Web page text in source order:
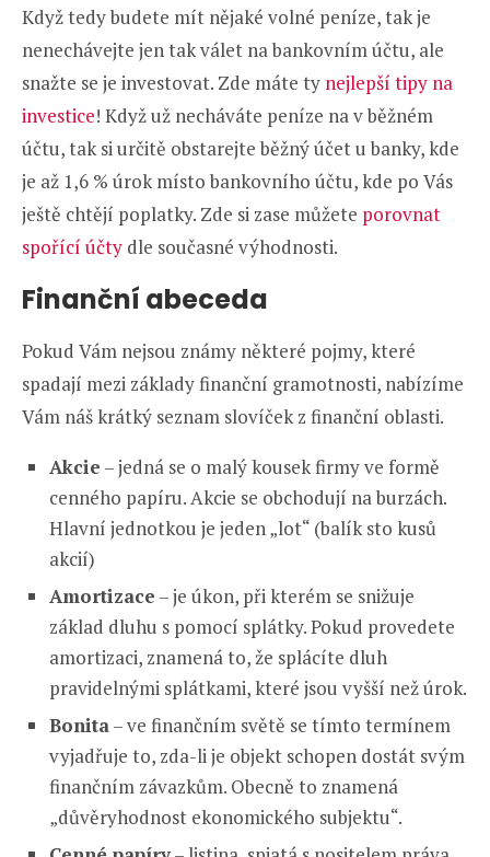
Když tedy budete mít nějaké volné peníze, tak je
nenechávejte jen tak válet na bankovním účtu, ale
snažte se je investovat. Zde máte ty nejlepší tipy na
investice! Když už necháváte peníze na v běžném
účtu, tak si určitě obstarejte běžný účet u banky, kde
je až 1,6 % úrok místo bankovního účtu, kde po Vás
ještě chtějí poplatky. Zde si zase můžete porovnat
spořící účty dle současné výhodnosti.
Finanční abeceda
Pokud Vám nejsou známy některé pojmy, které
spadají mezi základy finanční gramotnosti, nabízíme
Vám náš krátký seznam slovíček z finanční oblasti.
Akcie – jedná se o malý kousek firmy ve formě
cenného papíru. Akcie se obchodují na burzách.
Hlavní jednotkou je jeden „lot“ (balík sto kusů
akcií)
Amortizace – je úkon, při kterém se snižuje
základ dluhu s pomocí splátky. Pokud provedete
amortizaci, znamená to, že splácíte dluh
pravidelnými splátkami, které jsou vyšší než úrok.
Bonita– ve finančním světě se tímto termínem
vyjadřuje to, zda-li je objekt schopen dostát svým
finančním závazkům. Obecně to znamená
„důvěryhodnost ekonomického subjektu“.